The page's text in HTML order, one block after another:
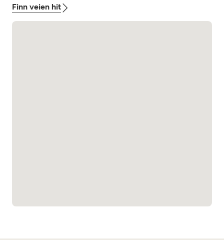
Finn veien hit